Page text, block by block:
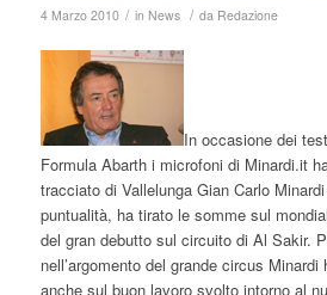
4 Marzo 2010 / in News / da Redazione
In occasione dei
Formula Abarth i microfoni di Minardi.it
tracciato di Vallelunga Gian Carlo
puntualità, ha tirato le somme sul
del gran debutto sul circuito di Al Sakir.
nell’argomento del grande circus
anche sul buon lavoro svolto intorno al